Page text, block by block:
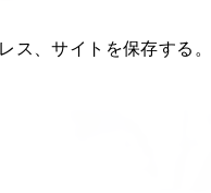
ス、サイトを保存する。